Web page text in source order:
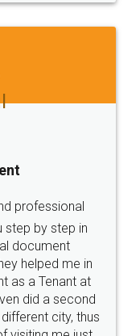
paid whole
the whole
coupons
people
it for sure 👌